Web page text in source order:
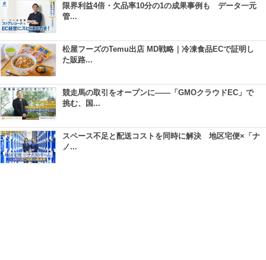
限界利益4倍・欠品率10分の1の成果事例も データ一元
管...
松屋フーズのTemu出店 MD戦略｜冷凍食品ECで証明し
た販路...
競走馬の取引をオープンに――「GMOクラウドEC」で
挑む、国...
スペース不足と配送コストを同時に解決 地区宅便×「ナ
ノ...